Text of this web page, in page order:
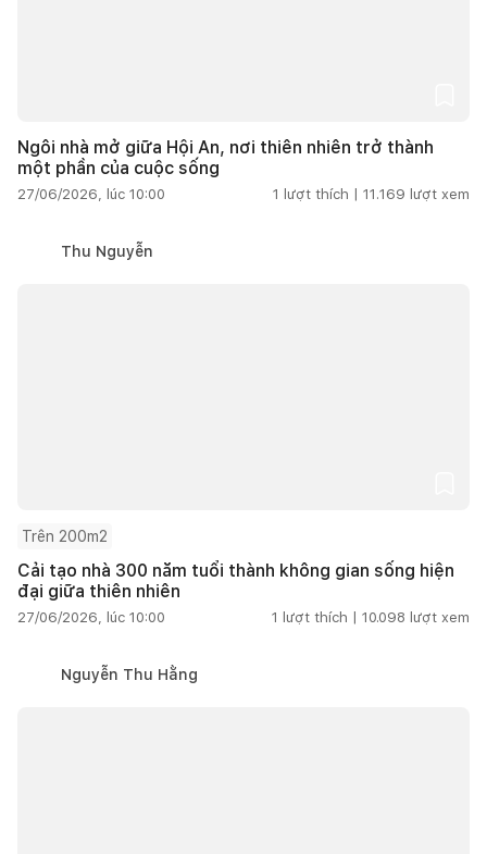
Ngôi nhà mở giữa Hội An, nơi thiên nhiên trở thành
một phần của cuộc sống
27/06/2026, lúc 10:00 1 lượt thích | 11.169 lượt xem
Thu Nguyễn
Trên 200m2
Cải tạo nhà 300 năm tuổi thành không gian sống hiện
đại giữa thiên nhiên
27/06/2026, lúc 10:00 1 lượt thích | 10.098 lượt xem
Nguyễn Thu Hằng